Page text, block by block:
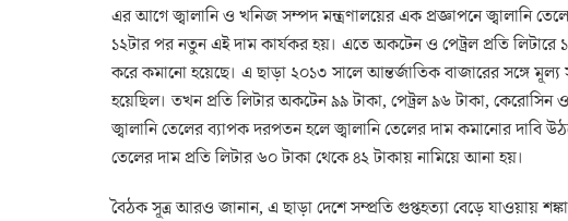
এর আগে জ্বালানি ও খনিজ সম্পদ মন্ত্রণালয়ের এক প্রজ্ঞাপনে জ্বালানি
১২টার পর নতুন এই দাম কার্যকর হয়। এতে অকটেন ও পেট্রল প্রতি লিটারে
করে কমানো হয়েছে। এ ছাড়া ২০১৩ সালে আন্তর্জাতিক বাজারের সঙ্গে মূল্য
হয়েছিল। তখন প্রতি লিটার অকটেন ৯৯ টাকা, পেট্রল ৯৬ টাকা, কেরোসিন
জ্বালানি তেলের ব্যাপক দরপতন হলে জ্বালানি তেলের দাম কমানোর দাবি
তেলের দাম প্রতি লিটার ৬০ টাকা থেকে ৪২ টাকায় নামিয়ে আনা হয়।
বৈঠক সূত্র আরও জানান, এ ছাড়া দেশে সম্প্রতি গুপ্তহত্যা বেড়ে যাওয়ায়